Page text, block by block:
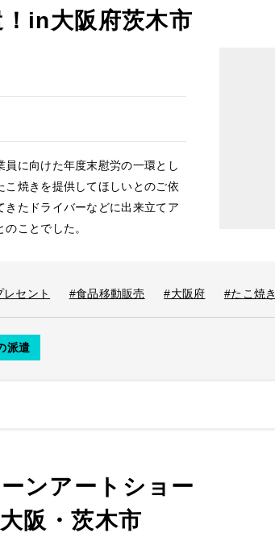
in大阪府茨木市
に向けた年度末慰労の一環とし
焼きを提供してほしいとのご依
たドライバーなどに出来立てア
ことでした。
レセント #食品移動販売 #大阪府 #たこ焼き
派遣
ンアートショー
阪・茨木市